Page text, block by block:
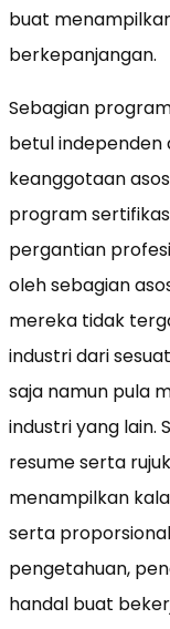
buat
berkepanjangan.
Sebagian
betul independen
keanggotaan
program
pergantian
oleh sebagian
mereka tidak
industri dari
saja namun pula
industri yang lain.
resume serta
menampilkan
serta
pengetahuan,
handal buat